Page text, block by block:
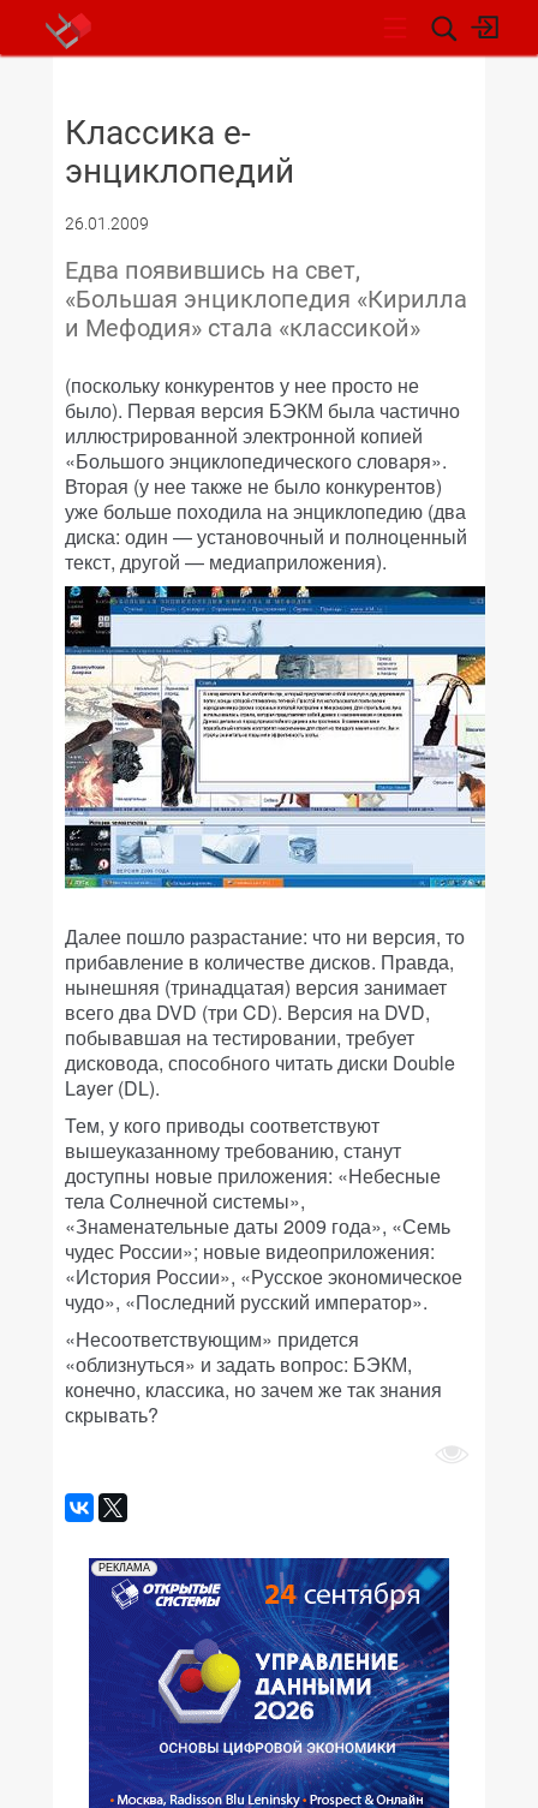
Классика е-
энциклопедий
26.01.2009
Едва появившись на свет,
«Большая энциклопедия «Кирилла
и Мефодия» стала «классикой»
(поскольку конкурентов у нее просто не
было). Первая версия БЭКМ была частично
иллюстрированной электронной копией
«Большого энциклопедического словаря».
Вторая (у нее также не было конкурентов)
уже больше походила на энциклопедию (два
диска: один — установочный и полноценный
текст, другой — медиаприложения).
Далее пошло разрастание: что ни версия, то
прибавление в количестве дисков. Правда,
нынешняя (тринадцатая) версия занимает
всего два DVD (три CD). Версия на DVD,
побывавшая на тестировании, требует
дисковода, способного читать диски Double
Layer (DL).
Тем, у кого приводы соответствуют
вышеуказанному требованию, станут
доступны новые приложения: «Небесные
тела Солнечной системы»,
«Знаменательные даты 2009 года», «Семь
чудес России»; новые видеоприложения:
«История России», «Русское экономическое
чудо», «Последний русский император».
«Несоответствующим» придется
«облизнуться» и задать вопрос: БЭКМ,
конечно, классика, но зачем же так знания
скрывать?
РЕКЛАМА